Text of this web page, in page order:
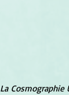
La Cosmographie